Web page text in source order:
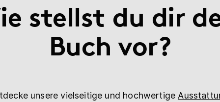
stellst du dir
Buch vor?
unsere vielseitige und hochwertige